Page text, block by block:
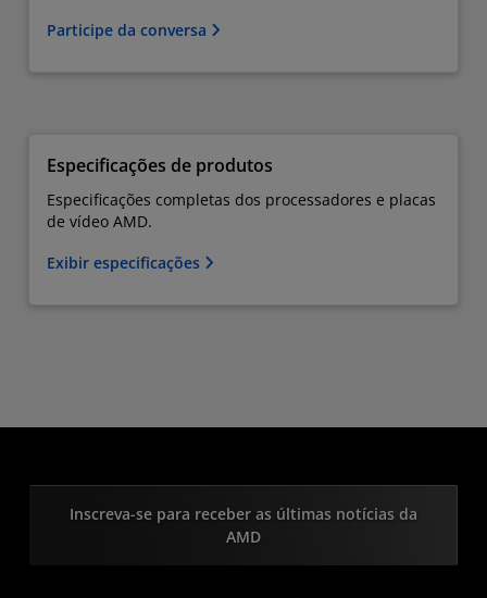
Participe da conversa
Especificações de produtos
Especificações completas dos processadores e placas
de vídeo AMD.
Exibir especificações
Inscreva-se para receber as últimas notícias da
AMD